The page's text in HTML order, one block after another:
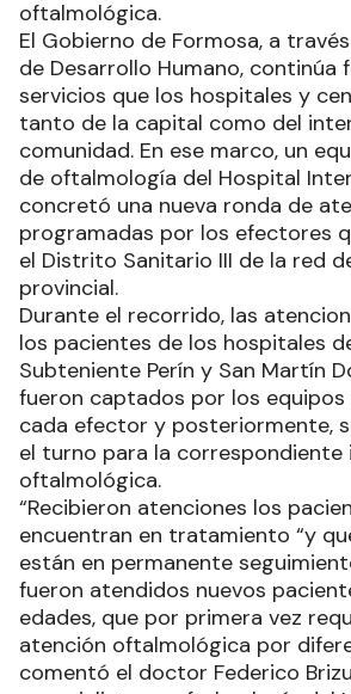
oftalmológica.
El Gobierno de Formosa, a
de Desarrollo Humano, continúa
servicios que los hospitales y
tanto de la capital como del
comunidad. En ese marco, un
de oftalmología del Hospital
concretó una nueva ronda de
programadas por los efectores
el Distrito Sanitario III de la red
provincial.
Durante el recorrido, las
los pacientes de los hospitales
Subteniente Perín y San Martín
fueron captados por los equipos
cada efector y posteriormente,
el turno para la
oftalmológica.
“Recibieron atenciones los
encuentran en tratamiento “y
están en permanente
fueron atendidos nuevos
edades, que por primera vez
atención oftalmológica por
comentó el doctor Federico